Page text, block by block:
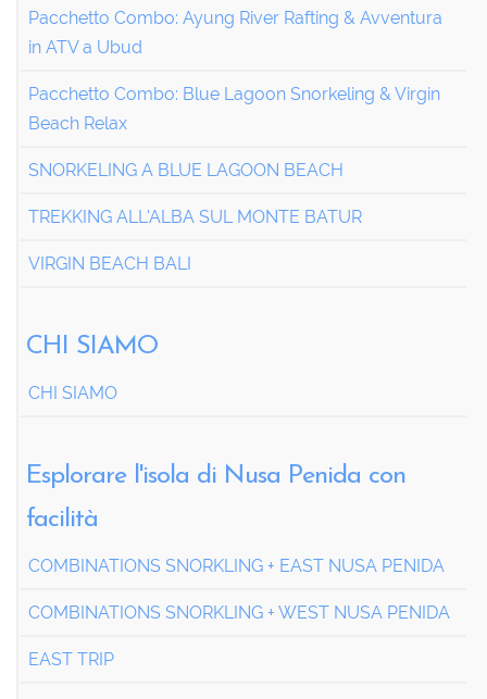
Pacchetto Combo: Ayung River Rafting & Avventura
in ATV a Ubud
Pacchetto Combo: Blue Lagoon Snorkeling & Virgin
Beach Relax
SNORKELING A BLUE LAGOON BEACH
TREKKING ALL'ALBA SUL MONTE BATUR
VIRGIN BEACH BALI
CHI SIAMO
CHI SIAMO
Esplorare l'isola di Nusa Penida con
facilità
COMBINATIONS SNORKLING + EAST NUSA PENIDA
COMBINATIONS SNORKLING + WEST NUSA PENIDA
EAST TRIP